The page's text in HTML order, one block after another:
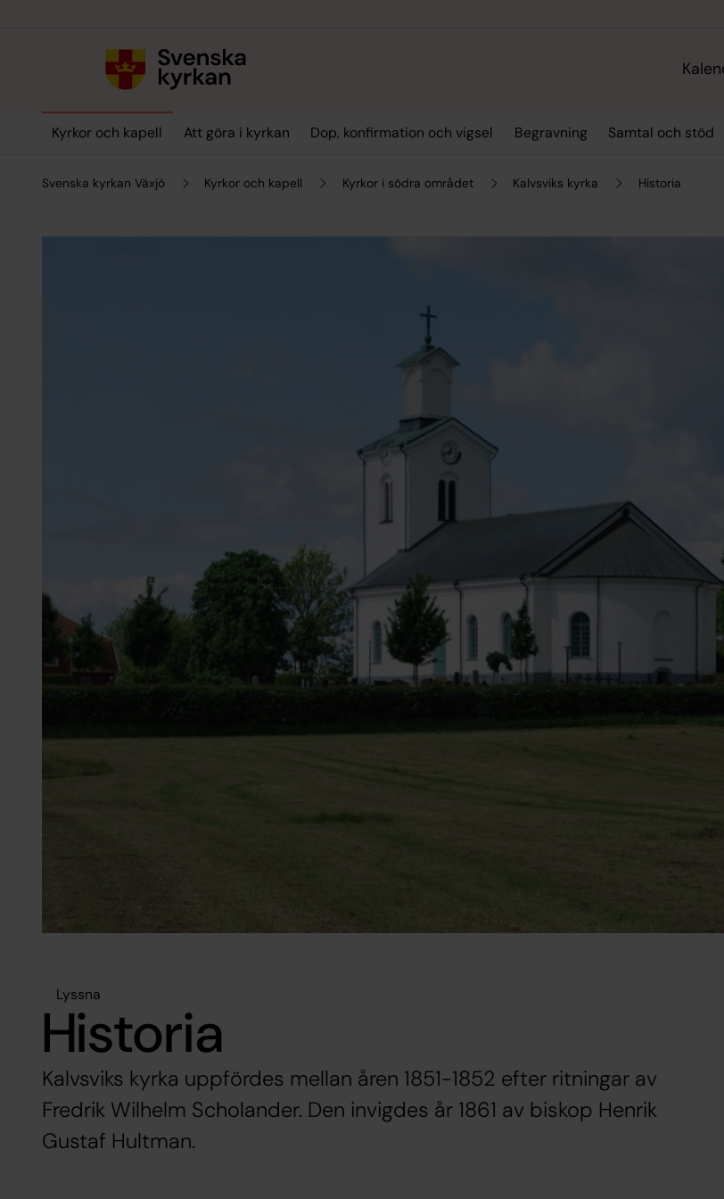
Kyrkor och kapell Att göra i kyrkan Dop, konfirmation och vigsel Begravning Samtal och stöd
Svenska kyrkan Växjö Kyrkor och kapell Kyrkor i södra området Kalvsviks kyrka Historia
Lyssna
Historia
Kalvsviks kyrka uppfördes mellan åren 1851-1852 efter ritningar av
Fredrik Wilhelm Scholander. Den invigdes år 1861 av biskop Henrik
Gustaf Hultman.